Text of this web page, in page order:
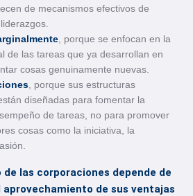
de mecanismos efectivos de
, porque se enfocan en la
de las tareas que ya desarrollan en
cosas genuinamente nuevas.
, porque sus estructuras
diseñadas para fomentar la
de tareas, no para promover
cosas como la iniciativa, la
las corporaciones depende de
de sus ventajas